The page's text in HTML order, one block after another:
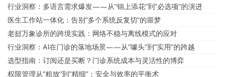
行业洞察：多语言需求爆发——从”锦上添花”到”必选项”的演进
医生工作站一体化：告别”多个系统反复切”的噩梦
老挝万象诊所的跨境实践：网络不稳与离线模式的应对
行业洞察：AI在门诊的落地场景——从”噱头”到”实用”的跨越
选型指南：订阅还是买断？门诊系统成本与灵活性的博弈
权限管理从”粗放”到”精细”：安全与效率的平衡术